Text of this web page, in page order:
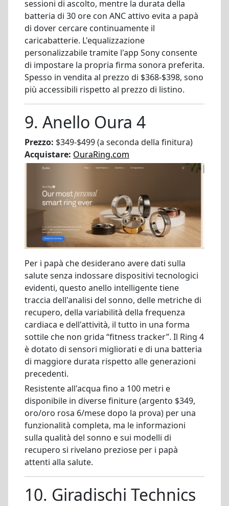
sessioni di ascolto, mentre la durata della
batteria di 30 ore con ANC attivo evita a papà
di dover cercare continuamente il
caricabatterie. L'equalizzazione
personalizzabile tramite l'app Sony consente
di impostare la propria firma sonora preferita.
Spesso in vendita al prezzo di $368-$398, sono
più accessibili rispetto al prezzo di listino.
9. Anello Oura 4
Prezzo: $349-$499 (a seconda della finitura)
Acquistare: OuraRing.com
Per i papà che desiderano avere dati sulla
salute senza indossare dispositivi tecnologici
evidenti, questo anello intelligente tiene
traccia dell'analisi del sonno, delle metriche di
recupero, della variabilità della frequenza
cardiaca e dell'attività, il tutto in una forma
sottile che non grida “fitness tracker”. Il Ring 4
è dotato di sensori migliorati e di una batteria
di maggiore durata rispetto alle generazioni
precedenti.
Resistente all'acqua fino a 100 metri e
disponibile in diverse finiture (argento $349,
oro/oro rosa 6/mese dopo la prova) per una
funzionalità completa, ma le informazioni
sulla qualità del sonno e sui modelli di
recupero si rivelano preziose per i papà
attenti alla salute.
10. Giradischi Technics